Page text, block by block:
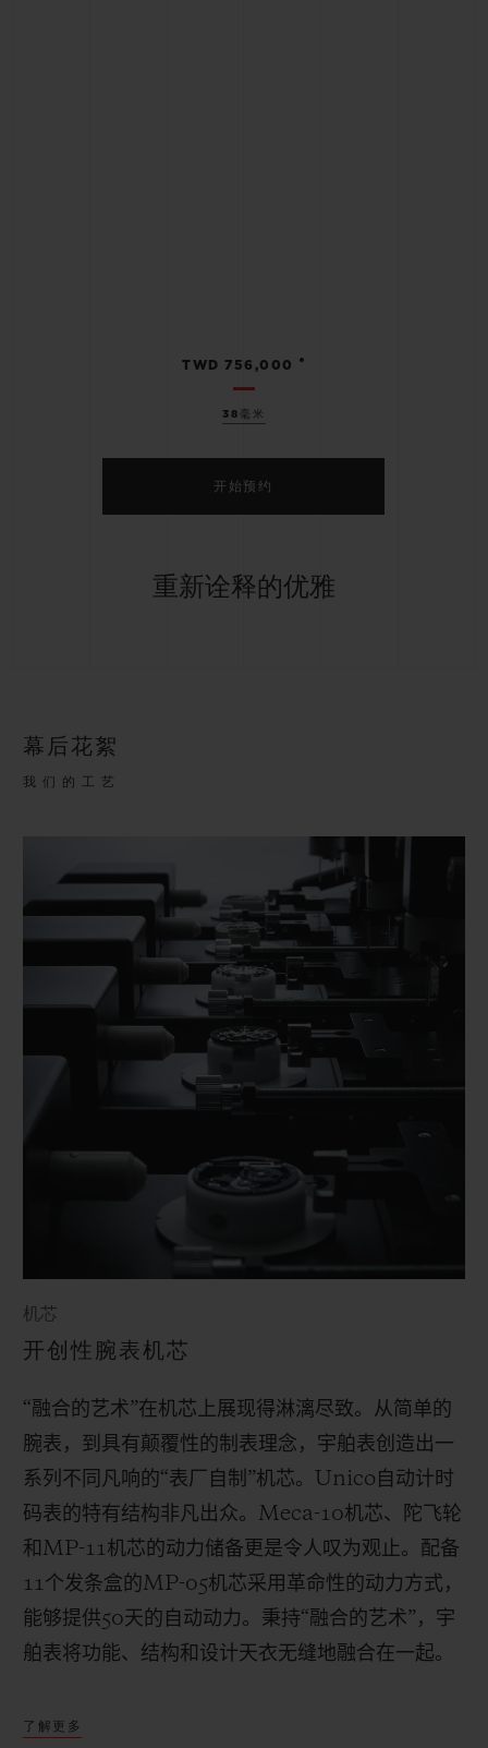
38毫米
TWD 756,000 •
开始预约
重新诠释的优雅
幕后花絮
我们的工艺
机芯
开创性腕表机芯
“融合的艺术”在机芯上展现得淋漓尽致。从简单的
腕表，到具有颠覆性的制表理念，宇舶表创造出一
系列不同凡响的“表厂自制”机芯。 Unico 自动计时
码表的特有结构非凡出众。 Meca-10机芯、陀飞轮
和 MP-11机芯的动力储备更是令人叹为观止。配备
11个发条盒的MP-05机芯采用革命性的动力方式，
能够提供50天的自动动力。秉持“融合的艺术”，宇
舶表将功能、结构和设计天衣无缝地融合在一起。
了解更多